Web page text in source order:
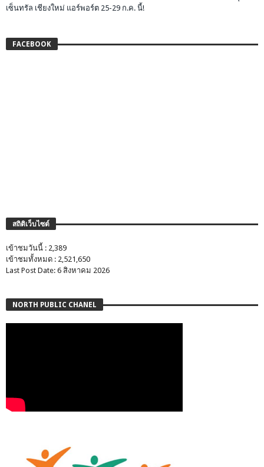
เซ็นทรัล เชียงใหม่ แอร์พอร์ต 25-29 ก.ค. นี้!
FACEBOOK
สถิติเว็บไซต์
เข้าชมวันนี้ : 2,389
เข้าชมทั้งหมด : 2,521,650
Last Post Date: 6 สิงหาคม 2026
NORTH PUBLIC CHANEL